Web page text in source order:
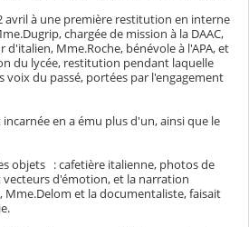
avril à une première restitution en interne
chargée de mission à la DAAC,
d'italien, Mme.Roche, bénévole à l'APA, et
du lycée, restitution pendant laquelle
voix du passé, portées par l'engagement
en a ému plus d'un, ainsi que le
objets : cafetière italienne, photos de
d'émotion, et la narration
Mme.Delom et la documentaliste, faisait